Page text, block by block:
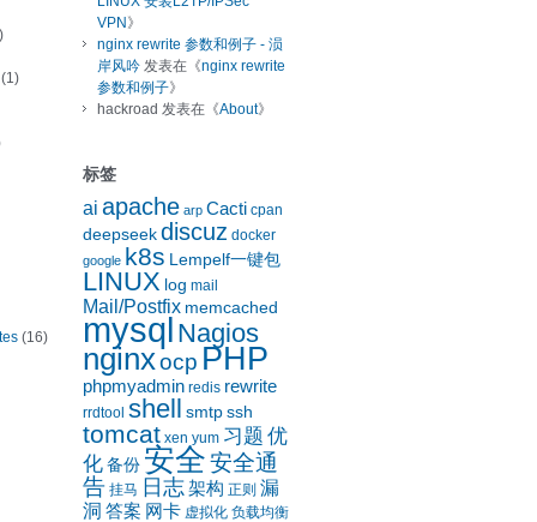
(16)
VPN 》
nginx rewrite 参数和例子 - 涢
岸风吟 发表在《nginx rewrite
参数和例子》
hackroad 发表在《About》
标签
ai apache arp Cacti cpan
deepseek discuz docker
google k8s Lempelf一键包
LINUX log mail
Mail/Postfix memcached
mysql Nagios
nginxocp PHP
phpmyadmin redis rewrite
rrdtool shell smtp ssh
tomcat xen yum 习题 优
化 备份 安全安全通
告 挂马 日志架构 正则 漏
洞 答案 网卡 虚拟化 负载均衡